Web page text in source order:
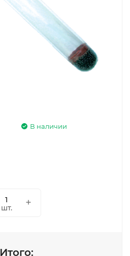
В наличии
шт.
Итого: